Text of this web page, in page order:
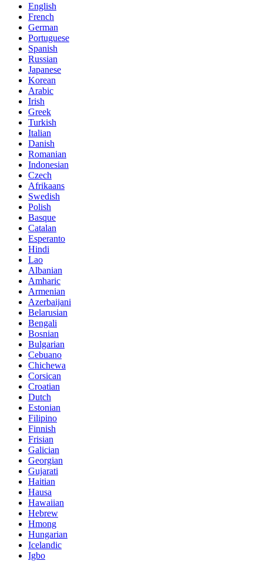
English
French
German
Portuguese
Spanish
Russian
Japanese
Korean
Arabic
Irish
Greek
Turkish
Italian
Danish
Romanian
Indonesian
Czech
Afrikaans
Swedish
Polish
Basque
Catalan
Esperanto
Hindi
Lao
Albanian
Amharic
Armenian
Azerbaijani
Belarusian
Bengali
Bosnian
Bulgarian
Cebuano
Chichewa
Corsican
Croatian
Dutch
Estonian
Filipino
Finnish
Frisian
Galician
Georgian
Gujarati
Haitian
Hausa
Hawaiian
Hebrew
Hmong
Hungarian
Icelandic
Igbo